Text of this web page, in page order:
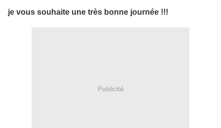
je vous souhaite une très bonne journée !!!
Publicité